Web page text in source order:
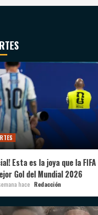
Esta es la joya que la
Gol del Mundial 2026
hace Redacción